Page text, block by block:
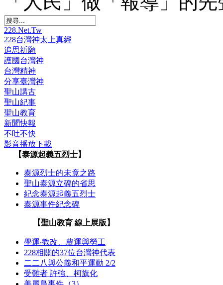
228.Net.Tw
228台灣神太上真經
追思祈願
護國台灣神
台灣精神
分享臺灣神
聖山講古
聖山紀事
聖山教育
新聞快報
不吐不快
影音播放下載
【泰源起義五烈士】
泰源烈士的未竟之路
聖山泰源立碑的省思
紀念泰源起義五烈士
泰源事件紀念碑
【聖山教育 線上展版】
學運‧教改、農運與勞工
228相關的37位台灣神代表
二二八與公義和平運動 2/2
受難者 許強、柯旗化